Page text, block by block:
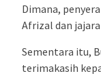
Dimana,
Afrizal dan
Sementara itu,
terimakasih